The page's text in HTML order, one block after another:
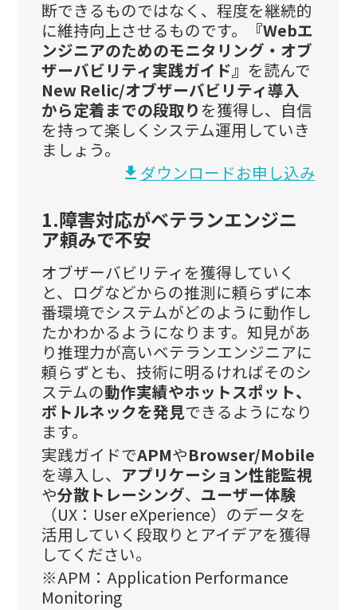
断できるものではなく、程度を継続的
に維持向上させるものです。
『Webエ
ンジニアのためのモニタリング‧オブ
ザーバビリティ実践ガイド』 を読んで
New Relic/オブザーバビリティ導入
から定着までの段取りを獲得し、自信
を持って楽しくシステム運用していき
ましょう。
download ダウンロードお申し込み
1.障害対応がベテランエンジニ
ア頼みで不安
オブザーバビリティを獲得していく
と、ログなどからの推測に頼らずに本
番環境でシステムがどのように動作し
たかわかるようになります。知見があ
り推理力が高いベテランエンジニアに
頼らずとも、技術に明るければそのシ
ステムの動作実績やホットスポット、
ボトルネックを発見できるようになり
ます。
実践ガイドでAPMやBrowser/Mobile
を導入し、 アプリケーション性能監視
や分散トレーシング、 ユーザー体験
（UX：User eXperience）のデータを
活用していく段取りとアイデアを獲得
してください。
※APM：Application Performance
Monitoring